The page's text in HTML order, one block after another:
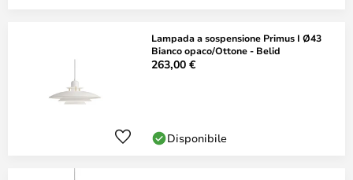
Lampada a sospensione Primus I Ø43
Bianco opaco/Ottone - Belid
263,00 €
Disponibile